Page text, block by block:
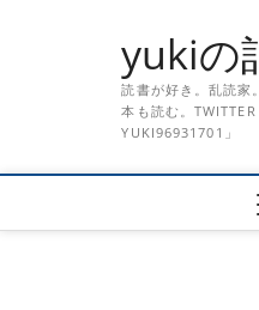
yukiの
読書が好き。乱読家
本も読む。
YUKI96931701」